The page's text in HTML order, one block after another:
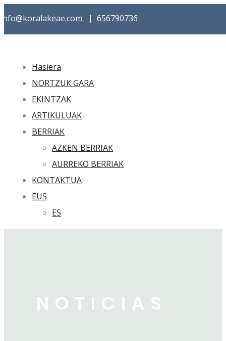
info@koralakeae.com | 656790736
Hasiera
NORTZUK GARA
EKINTZAK
ARTIKULUAK
BERRIAK
AZKEN BERRIAK
AURREKO BERRIAK
KONTAKTUA
EUS
ES
NOTICIAS